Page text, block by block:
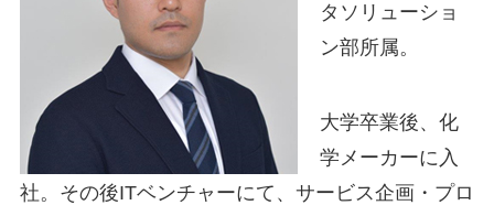
タソリューショ
ン部所属。
大学卒業後、化
学メーカーに入
社。その後ITベンチャーにて、サービス企画・プロ